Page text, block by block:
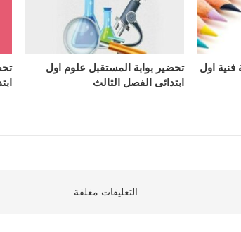
فنية اول
تحضير بوابة المستقبل علوم اول
ابتدائى الفصل الثالث
التعليقات مغلقة.